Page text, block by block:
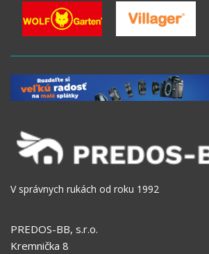
V správnych rukách od roku 1992
PREDOS-BB, s.r.o.
Kremnička 8